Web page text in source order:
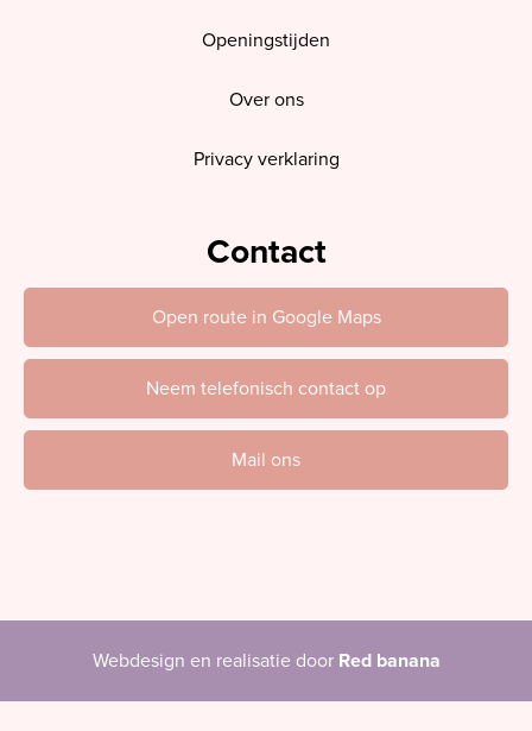
Openingstijden
Over ons
Privacy verklaring
Contact
Open route in Google Maps
Neem telefonisch contact op
Mail ons
Webdesign en realisatie door Red banana